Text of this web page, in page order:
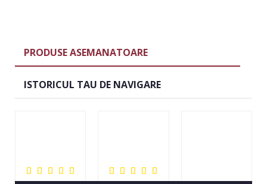
PRODUSE ASEMANATOARE
ISTORICUL TAU DE NAVIGARE